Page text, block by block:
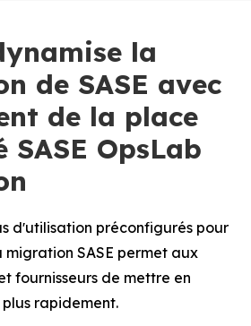
la
de SASE avec
de la place
SASE OpsLab
dʼutilisation préconfigurés pour
SASE permet aux
fournisseurs de mettre en
rapidement.